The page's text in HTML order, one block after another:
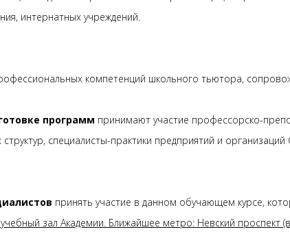
интернатных учреждений.
компетенций школьного тьютора,
программ принимают участие профессорско-
специалисты-практики предприятий и
принять участие в данном обучающем курсе,
зал Академии. Ближайшее метро: Невский проспект